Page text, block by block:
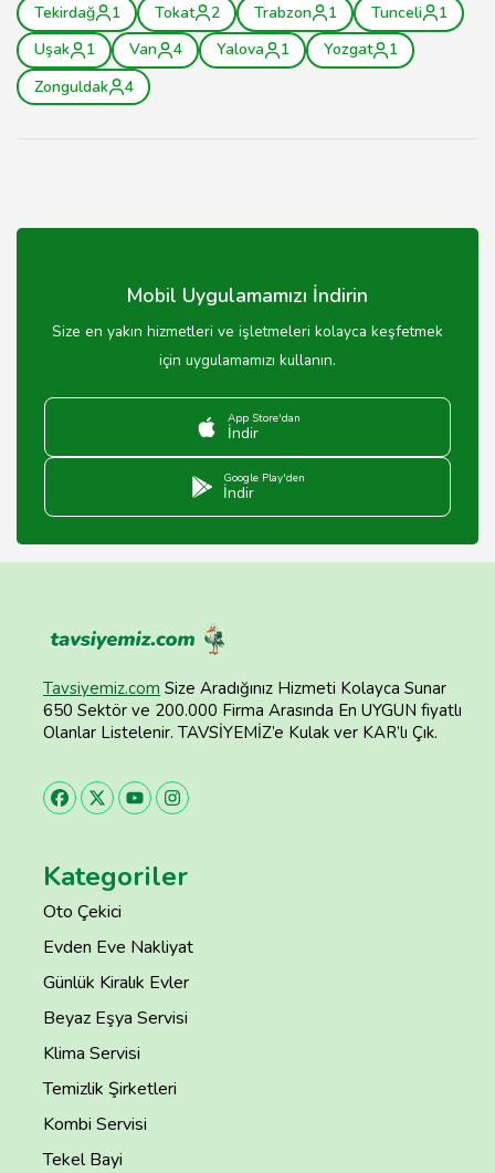
Tekirdağ
1 Tokat 2 Trabzon 1 Tunceli
1
Uşak
1 Van 4 Yalova 1 Yozgat
1
Zonguldak
4
Mobil Uygulamamızı İndirin
Size en yakın hizmetleri ve işletmeleri kolayca keşfetmek
için uygulamamızı kullanın.
App Store'dan
İndir
Google Play'den
İndir
Tavsiyemiz.com Size Aradığınız Hizmeti Kolayca Sunar
650 Sektör ve 200.000 Firma Arasında En UYGUN fiyatlı
Olanlar Listelenir. TAVSİYEMİZ’e Kulak ver KAR’lı Çık.
Kategoriler
Oto Çekici
Evden Eve Nakliyat
Günlük Kiralık Evler
Beyaz Eşya Servisi
Klima Servisi
Temizlik Şirketleri
Kombi Servisi
Tekel Bayi